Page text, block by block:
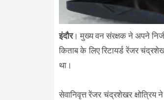
इंदौर। मुख्य वन संरक्षक ने अपने निजी
किताब के लिए रिटायर्ड रेंजर
था।
सेवानिवृत्त रेंजर चंद्रशेखर